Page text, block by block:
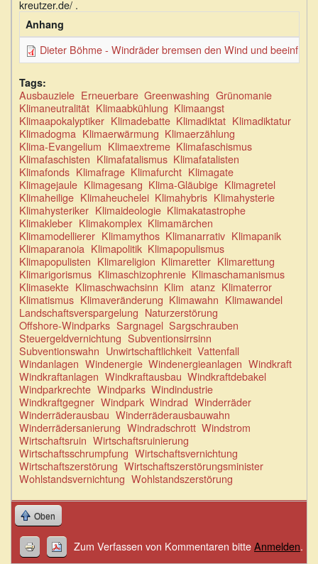
kreutzer.de/ .
Anhang
Dieter Böhme - Windräder bremsen den Wind und
Tags:
Ausbauziele Erneuerbare Greenwashing Grünomanie
Klimaneutralität Klimaabkühlung Klimaangst
Klimaapokalyptiker Klimadebatte Klimadiktat Klimadiktatur
Klimadogma Klimaerwärmung Klimaerzählung
Klima-Evangelium Klimaextreme Klimafaschismus
Klimafaschisten Klimafatalismus Klimafatalisten
Klimafonds Klimafrage Klimafurcht Klimagate
Klimagejaule Klimagesang Klima-Gläubige Klimagretel
Klimaheilige Klimaheuchelei Klimahybris Klimahysterie
Klimahysteriker Klimaideologie Klimakatastrophe
Klimakleber Klimakomplex Klimamärchen
Klimamodellierer Klimamythos Klimanarrativ Klimapanik
Klimaparanoia Klimapolitik Klimapopulismus
Klimapopulisten Klimareligion Klimaretter Klimarettung
Klimarigorismus Klimaschizophrenie Klimaschamanismus
Klimasekte Klimaschwachsinn Klim atanz Klimaterror
Klimatismus Klimaveränderung Klimawahn Klimawandel
Landschaftsverspargelung Naturzerstörung
Offshore-Windparks Sargnagel Sargschrauben
Steuergeldvernichtung Subventionsirrsinn
Subventionswahn Unwirtschaftlichkeit Vattenfall
Windanlagen Windenergie Windenergieanlagen Windkraft
Windkraftanlagen Windkraftausbau Windkraftdebakel
Windparkrechte Windparks Windindustrie
Windkraftgegner Windpark Windrad Winderräder
Winderräderausbau Winderräderausbauwahn
Winderrädersanierung Windradschrott Windstrom
Wirtschaftsruin Wirtschaftsruinierung
Wirtschaftsschrumpfung Wirtschaftsvernichtung
Wirtschaftszerstörung Wirtschaftszerstörungsminister
Wohlstandsvernichtung Wohlstandszerstörung
Oben
Zum Verfassen von Kommentaren bitteAnmelden.